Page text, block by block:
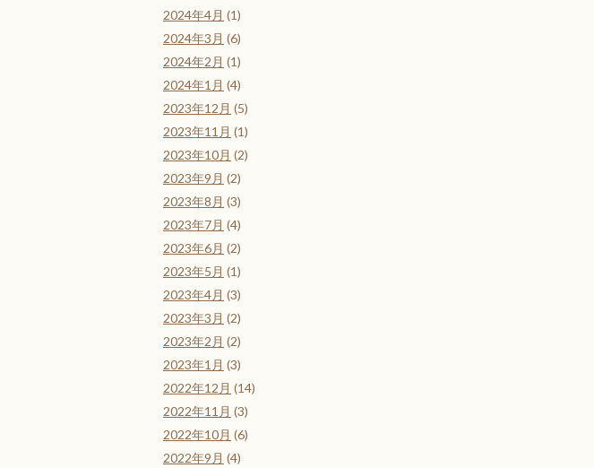
2024年4月 (1)
2024年3月 (6)
2024年2月 (1)
2024年1月 (4)
2023年12月 (5)
2023年11月 (1)
2023年10月 (2)
2023年9月 (2)
2023年8月 (3)
2023年7月 (4)
2023年6月 (2)
2023年5月 (1)
2023年4月 (3)
2023年3月 (2)
2023年2月 (2)
2023年1月 (3)
2022年12月 (14)
2022年11月 (3)
2022年10月 (6)
2022年9月 (4)